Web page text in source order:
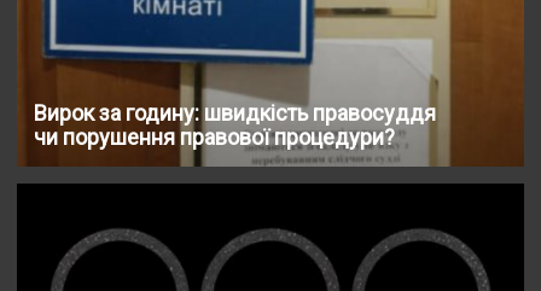
Вирок за годину: швидкість правосуддя
чи порушення правової процедури?